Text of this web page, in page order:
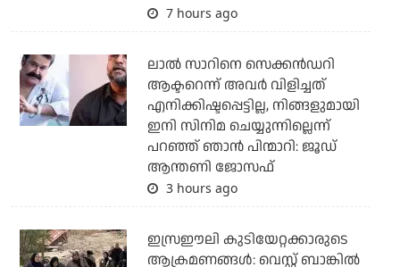
7 hours ago
ലാല്‍ സാറിനെ സെക്കന്‍ഡറി
ആക്ടറെന്ന് അവര്‍ വിളിച്ചത്
എനിക്കിഷ്ടപ്പെട്ടില്ല, നിങ്ങളുമായി
ഇനി സിനിമ ചെയ്യുന്നില്ലെന്ന്
പറഞ്ഞ് ഞാന്‍ പിന്മാറി: ജൂഡ്
ആന്തണി ജോസഫ്
3 hours ago
ഇസ്രഈലി കുടിയേറ്റക്കാരുടെ
ആക്രമണങ്ങള്‍: വെസ്റ്റ് ബാങ്കില്‍